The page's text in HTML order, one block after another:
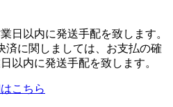
日以内に発送手配を致します。
済に関しましては、お支払の確
以内に発送手配を致します。
こちら